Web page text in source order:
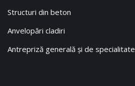
Structuri din beton
Anvelopări cladiri
Antrepriză generală și de specialitate